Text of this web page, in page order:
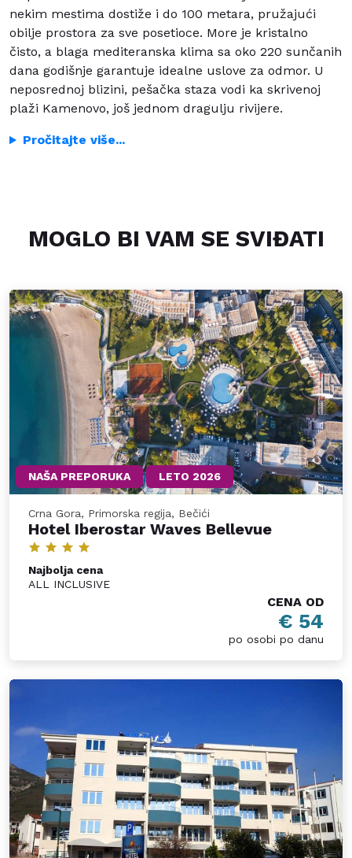
nekim mestima dostiže i do 100 metara, pružajući
obilje prostora za sve posetioce. More je kristalno
čisto, a blaga mediteranska klima sa oko 220 sunčanih
dana godišnje garantuje idealne uslove za odmor. U
neposrednoj blizini, pešačka staza vodi ka skrivenoj
plaži Kamenovo, još jednom dragulju rivijere.
Pročitajte više...
MOGLO BI VAM SE SVIĐATI
NAŠA PREPORUKA LETO 2026
Crna Gora, Primorska regija, Bečići
Hotel Iberostar Waves Bellevue
Najbolja cena
ALL INCLUSIVE
CENA OD
€ 54
po osobi po danu